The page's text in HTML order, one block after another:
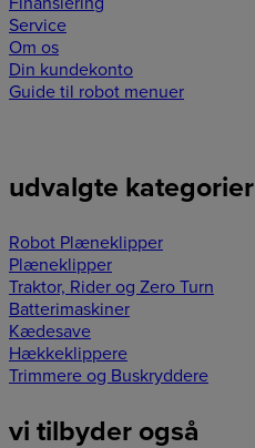
Service
Om os
Din kundekonto
Guide til robot menuer
udvalgte kategorier
Robot Plæneklipper
Plæneklipper
Traktor, Rider og Zero Turn
Batterimaskiner
Kædesave
Hækkeklippere
Trimmere og Buskryddere
vi tilbyder også